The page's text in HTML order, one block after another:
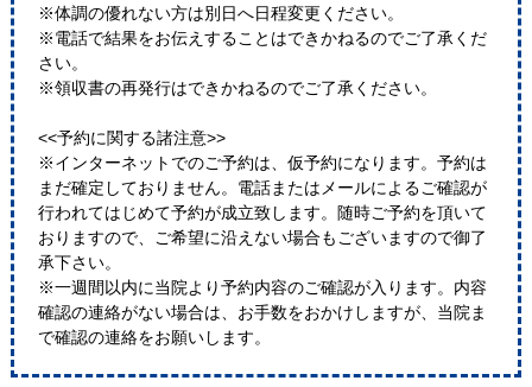
※体調の優れない方は別日へ日程変更ください。
※電話で結果をお伝えすることはできかねるのでご了承くだ
さい。
※領収書の再発行はできかねるのでご了承ください。
<<予約に関する諸注意>>
※インターネットでのご予約は、仮予約になります。予約は
まだ確定しておりません。電話またはメールによるご確認が
行われてはじめて予約が成立致します。随時ご予約を頂いて
おりますので、ご希望に沿えない場合もございますので御了
承下さい。
※一週間以内に当院より予約内容のご確認が入ります。内容
確認の連絡がない場合は、お手数をおかけしますが、当院ま
で確認の連絡をお願いします。